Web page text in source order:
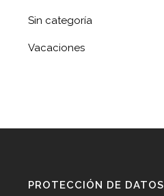
Sin categoría
Vacaciones
PROTECCIÓN DE DATOS